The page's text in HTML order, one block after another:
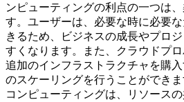
ンピューティングの利点の一つは
す。ユーザーは、必要な時に必要
きるため、ビジネスの成長やプロ
すくなります。また、クラウドプ
追加のインフラストラクチャを購
のスケーリングを行うことができ
コンピューティングは、リソース